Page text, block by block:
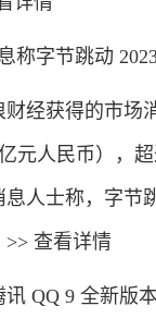
字节跳动 2023
获得的市场消
亿元人民币），
息人士称，字节
>> 查看详情
QQ 9 全新版本